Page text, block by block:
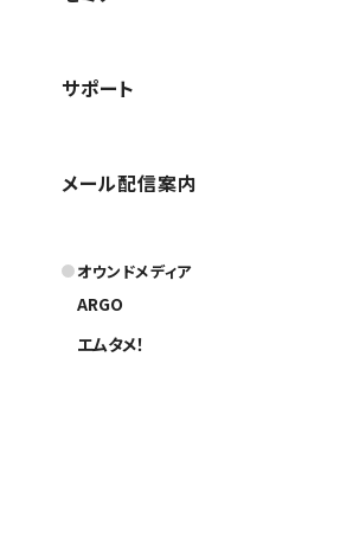
サポート
メール配信案内
オウンドメディア
ARGO
エムタメ！